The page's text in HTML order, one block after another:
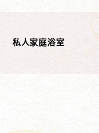
私人家庭浴室